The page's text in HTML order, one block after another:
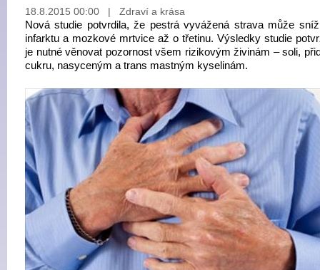
18.8.2015 00:00 | Zdraví a krása
Nová studie potvrdila, že pestrá vyvážená strava může
infarktu a mozkové mrtvice až o třetinu. Výsledky studie
je nutné věnovat pozornost všem rizikovým živinám – soli,
cukru, nasyceným a trans mastným kyselinám.